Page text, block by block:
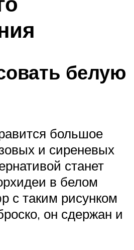
белую
большое
и сиреневых
станет
в белом
с таким рисунком
он сдержан и